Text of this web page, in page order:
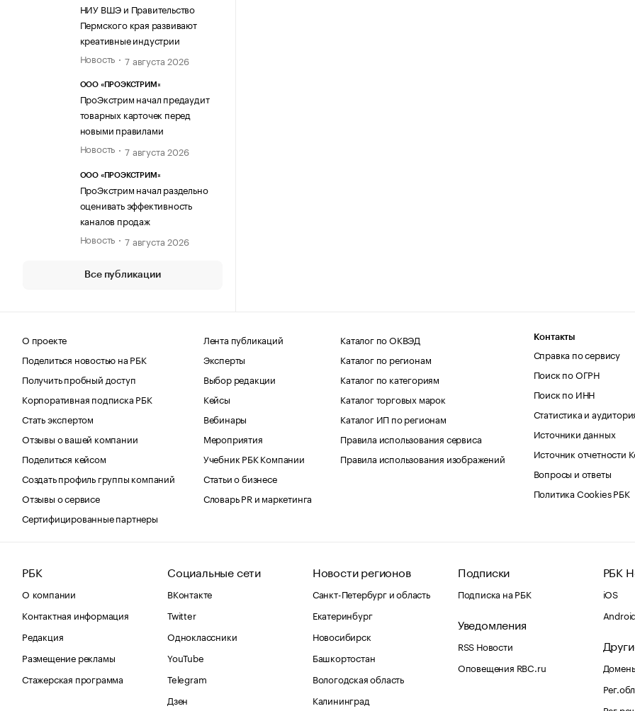
НИУ ВШЭ и Правительство
Пермского края развивают
креативные индустрии
Новость
7 августа 2026
ООО «ПРОЭКСТРИМ»
ПроЭкстрим начал предаудит
товарных карточек перед
новыми правилами
Новость
7 августа 2026
ООО «ПРОЭКСТРИМ»
ПроЭкстрим начал раздельно
оценивать эффективность
каналов продаж
Новость
7 августа 2026
Все публикации
О проекте
Поделиться новостью на РБК
Получить пробный доступ
Корпоративная подписка РБК
Стать экспертом
Отзывы о вашей компании
Поделиться кейсом
Создать профиль группы компаний
Отзывы о сервисе
Сертифицированные партнеры
Лента публикаций
Эксперты
Выбор редакции
Кейсы
Вебинары
Мероприятия
Учебник РБК Компании
Статьи о бизнесе
Словарь PR и маркетинга
Каталог по ОКВЭД
Каталог по регионам
Каталог по категориям
Каталог торговых марок
Каталог ИП по регионам
Правила использования сервиса
Правила использования изображений
Контакты
Справка по сервису
Поиск по ОГРН
Поиск по ИНН
Статистика и
Источники данных
Источник отчетности
Вопросы и ответы
Политика Cookies РБК
РБК
О компании
Контактная информация
Редакция
Размещение рекламы
Стажерская программа
Социальные сети
ВКонтакте
Twitter
Одноклассники
YouTube
Telegram
Дзен
Новости регионов
Санкт-Петербург и область
Екатеринбург
Новосибирск
Башкортостан
Вологодская область
Калининград
Подписки
Подписка на РБК
Уведомления
RSS Новости
Оповещения RBC.ru
РБК
iOS